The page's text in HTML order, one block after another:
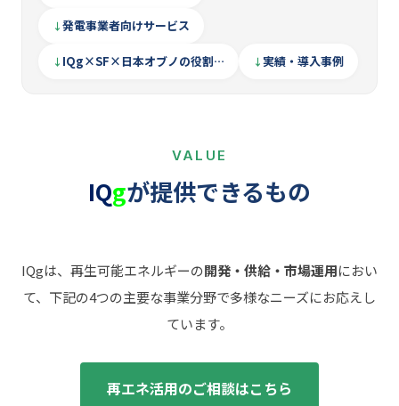
発電事業者向けサービス
IQg×SF×日本オブノの役割… 実績・導入事例
VALUE
IQgが提供できるもの
IQgは、再生可能エネルギーの開発・供給・市場運用におい
て、下記の4つの主要な事業分野で多様なニーズにお応えし
ています。
再エネ活用のご相談はこちら